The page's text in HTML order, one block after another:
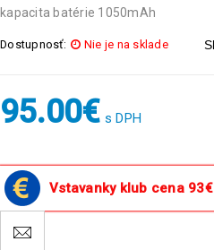
kapacita batérie 1050mAh
Dostupnosť: Nie je na sklade
95.00€ s DPH
Vstavanky klub cena